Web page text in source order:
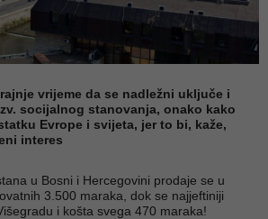
vrijeme da se nadležni uključe i
socijalnog stanovanja, onako kako
Evrope i svijeta, jer to bi, kaže,
interes
u Bosni i Hercegovini prodaje se u
3.500 maraka, dok se najjeftiniji
i košta svega 470 maraka!